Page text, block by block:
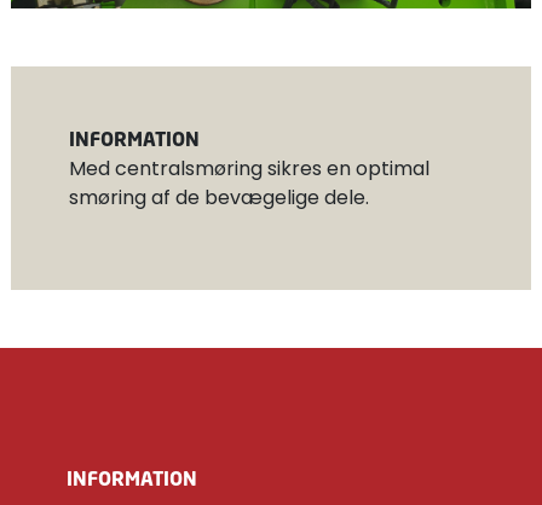
INFORMATION
Med centralsmøring sikres en optimal
smøring af de bevægelige dele.
INFORMATION